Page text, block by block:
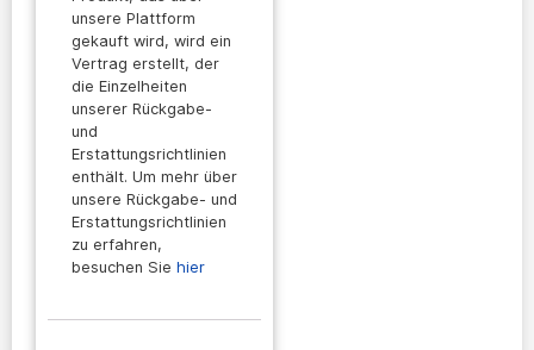
unsere Plattform
gekauft wird, wird ein
Vertrag erstellt, der
die Einzelheiten
unserer Rückgabe-
und
Erstattungsrichtlinien
enthält. Um mehr über
unsere Rückgabe- und
Erstattungsrichtlinien
zu erfahren,
besuchen Sie hier